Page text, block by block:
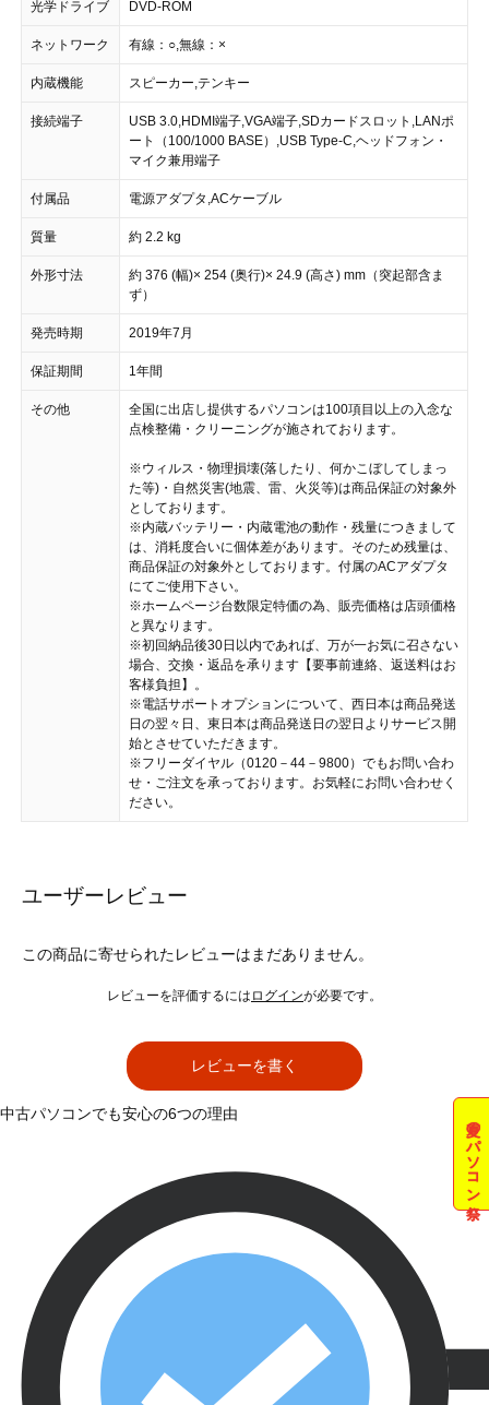
光学ドライブ DVD-ROM
ネットワーク 有線：○,無線：×
内蔵機能 スピーカー,テンキー
接続端子
USB 3.0,HDMI端子,VGA端子,SDカードスロット,LANポ
ート（100/1000 BASE）,USB Type-C,ヘッドフォン・
マイク兼用端子
付属品 電源アダプタ,ACケーブル
質量 約 2.2 kg
外形寸法
約 376 (幅)× 254 (奥行)× 24.9 (高さ) mm（突起部含ま
ず）
発売時期 2019年7月
保証期間 1年間
その他
全国に出店し提供するパソコンは100項目以上の入念な
点検整備・クリーニングが施されております。
※ウィルス・物理損壊(落したり、何かこぼしてしまっ
た等)・自然災害(地震、雷、火災等)は商品保証の対象外
としております。
※内蔵バッテリー・内蔵電池の動作・残量につきまして
は、消耗度合いに個体差があります。そのため残量は、
商品保証の対象外としております。付属のACアダプタ
にてご使用下さい。
※ホームページ台数限定特価の為、販売価格は店頭価格
と異なります。
※初回納品後30日以内であれば、万が一お気に召さない
場合、交換・返品を承ります【要事前連絡、返送料はお
客様負担】。
※電話サポートオプションについて、西日本は商品発送
日の翌々日、東日本は商品発送日の翌日よりサービス開
始とさせていただきます。
※フリーダイヤル（0120－44－9800）でもお問い合わ
せ・ご注文を承っております。お気軽にお問い合わせく
ださい。
ユーザーレビュー
この商品に寄せられたレビューはまだありません。
レビューを評価するには ログインが必要です。
レビューを書く
夏のパソコン祭
中古パソコンでも安心の6つの理由